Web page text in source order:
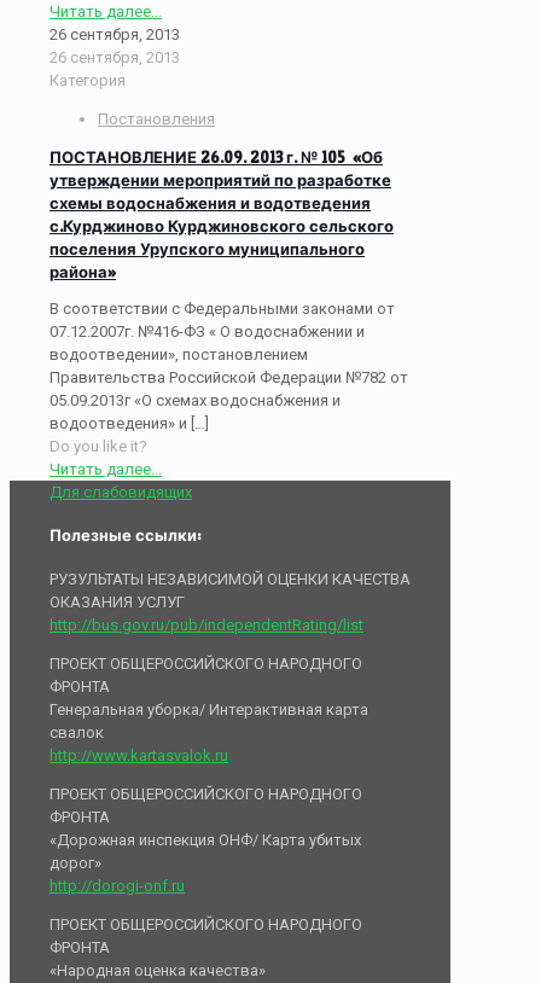
Читать далее...
26 сентября, 2013
26 сентября, 2013
Категория
Постановления
ПОСТАНОВЛЕНИЕ 26.09. 2013 г. № 105 «Об
утверждении мероприятий по разработке
схемы водоснабжения и водотведения
с.Курджиново Курджиновского сельского
поселения Урупского муниципального
района»
В соответствии с Федеральными законами от
07.12.2007г. №416-ФЗ « О водоснабжении и
водоотведении», постановлением
Правительства Российской Федерации №782 от
05.09.2013г «О схемах водоснабжения и
водоотведения» и
Do you like it?
Читать далее...
Для слабовидящих
Полезные ссылки:
РУЗУЛЬТАТЫ НЕЗАВИСИМОЙ ОЦЕНКИ КАЧЕСТВА
ОКАЗАНИЯ УСЛУГ
http://bus.gov.ru/pub/independentRating/list
ПРОЕКТ ОБЩЕРОССИЙСКОГО НАРОДНОГО
ФРОНТА
Генеральная уборка/ Интерактивная карта
свалок
http://www.kartasvalok.ru
ПРОЕКТ ОБЩЕРОССИЙСКОГО НАРОДНОГО
ФРОНТА
«Дорожная инспекция ОНФ/ Карта убитых
дорог»
http://dorogi-onf.ru
ПРОЕКТ ОБЩЕРОССИЙСКОГО НАРОДНОГО
ФРОНТА
«Народная оценка качества»